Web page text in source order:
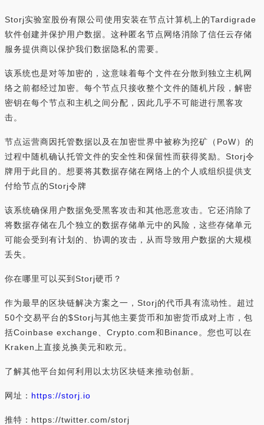
Storj实验室股份有限公司使用安装在节点计算机上的Tardigrade
软件创建并保护用户数据。这种匿名节点网络消除了信任云存储
服务提供商以保护我们数据隐私的需要。
该系统也是对等加密的，这意味着每个文件在分散到独立主机网
络之前都经过加密。每个节点只接收整个文件的随机片段，解密
密钥在每个节点和主机之间分配，因此几乎不可能进行黑客攻
击。
节点运营商因托管数据以及在加密世界中被称为挖矿（PoW）的
过程中随机确认托管文件的安全性和保留性而获得奖励。Storj令
牌用于此目的。想要将其数据存储在网络上的个人或组织提供支
付给节点的Storj令牌
该系统确保用户数据免受黑客攻击和其他恶意攻击。它还消除了
将数据存储在几个独立的数据存储单元中的风险，这些存储单元
可能会受到有计划的、协调的攻击，从而导致用户数据的大规模
丢失。
你在哪里可以买到Storj硬币？
作为最早的区块链解决方案之一，Storj的代币具有流动性。超过
50个交易平台的$Storj与其他主要货币和加密货币成对上市，包
括Coinbase exchange、Crypto.com和Binance。您也可以在
Kraken上直接兑换美元和欧元。
了解其他平台如何利用以太坊区块链来推动创新。
网址： https://storj.io
推特：https://twitter.com/storj